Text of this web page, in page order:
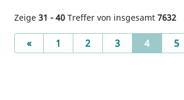
Zeige 31 - 40 Treffer von insgesamt 7632
«Previous
1 2 3 4(current)
5